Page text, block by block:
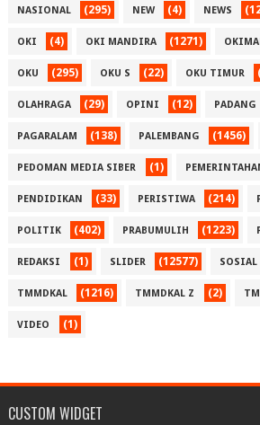
NASIONAL (295) NEW (4) NEWS
OKI (4) OKI MANDIRA (1271)
OKU (295) OKU S (22) OKU TIMUR
OLAHRAGA (29) OPINI (12) PADANG
PAGARALAM (138) PALEMBANG (1456)
PEDOMAN MEDIA SIBER (1)
PENDIDIKAN (33) PERISTIWA (214)
POLITIK (402) PRABUMULIH (1223)
REDAKSI (1) SLIDER (12577) SOSIAL
TMMDKAL (1216) TMMDKAL Z (2)
VIDEO (1)
CUSTOM WIDGET